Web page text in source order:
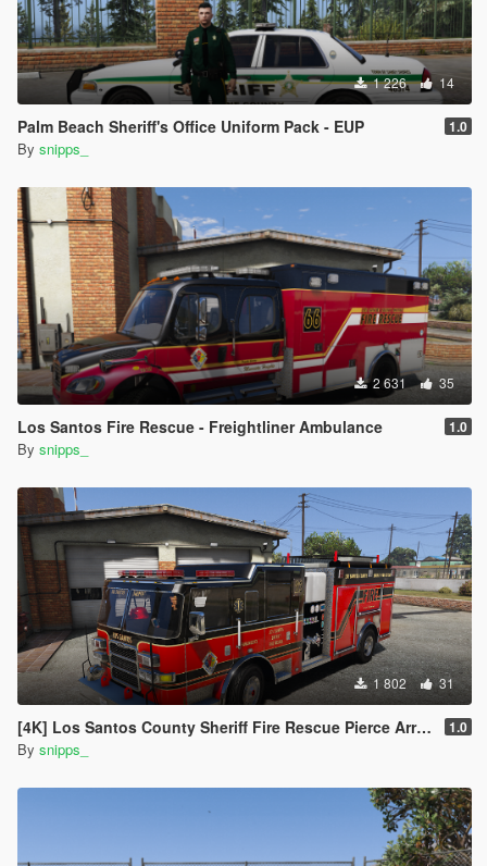
1 226 14
Palm Beach Sheriff's Office Uniform Pack - EUP 1.0
By snipps_
2 631 35
Los Santos Fire Rescue - Freightliner Ambulance 1.0
By snipps_
1 802 31
[4K] Los Santos County Sheriff Fire Rescue Pierce Arrow (Broward Sheriff) 1.0
By snipps_